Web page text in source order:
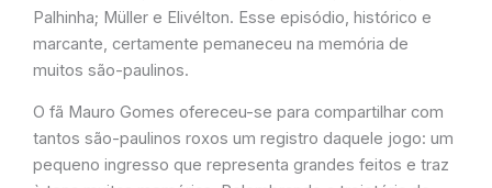
Palhinha; Müller e Elivélton. Esse episódio, histórico e
marcante, certamente pemaneceu na memória de
muitos são-paulinos.
O fã Mauro Gomes ofereceu-se para compartilhar com
tantos são-paulinos roxos um registro daquele jogo: um
pequeno ingresso que representa grandes feitos e traz